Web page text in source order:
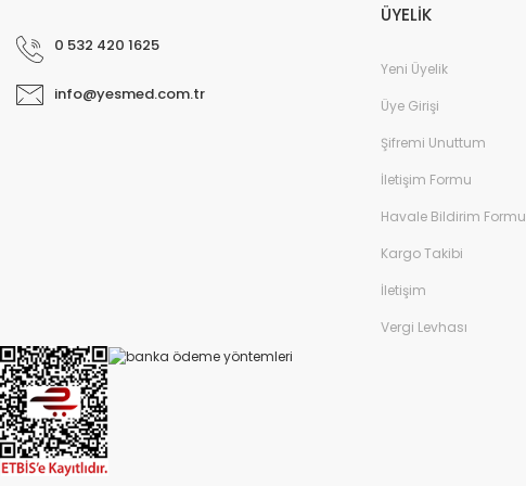
0 532 420 1625
info@yesmed.com.tr
ÜYELİK
Yeni Üyelik
Üye Girişi
Şifremi Unuttum
İletişim Formu
Havale Bildirim Formu
Kargo Takibi
İletişim
Vergi Levhası